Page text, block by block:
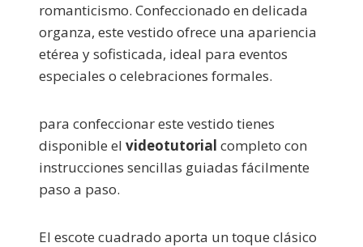
romanticismo. Confeccionado en delicada
organza, este vestido ofrece una apariencia
etérea y sofisticada, ideal para eventos
especiales o celebraciones formales.
para confeccionar este vestido tienes
disponible el videotutorial completo con
instrucciones sencillas guiadas fácilmente
paso a paso.
El escote cuadrado aporta un toque clásico